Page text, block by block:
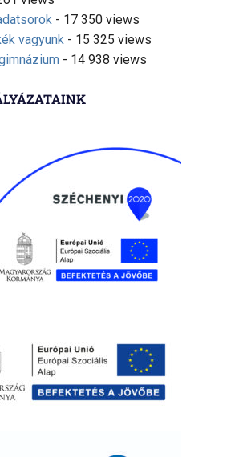
- 17 350 views
vagyunk - 15 325 views
- 14 938 views